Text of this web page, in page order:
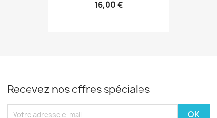
16,00 €
Recevez nos offres spéciales